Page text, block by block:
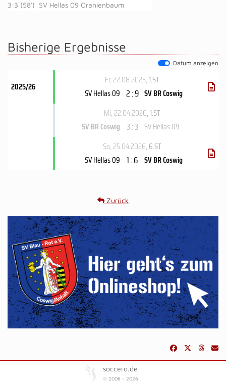
3:3 (58') SV Hellas 09 Oranienbaum
Bisherige Ergebnisse
Datum anzeigen
2025/26
Fr, 22.08.2025, 1.ST
SV Hellas 09 2 : 9 SV BR Coswig
Mi, 22.04.2026, 1.ST
SV BR Coswig 3 : 3 SV Hellas 09
Sa, 25.04.2026, 6.ST
SV Hellas 09 1 : 6 SV BR Coswig
Zurück
soccero.de
© 2006 - 2026